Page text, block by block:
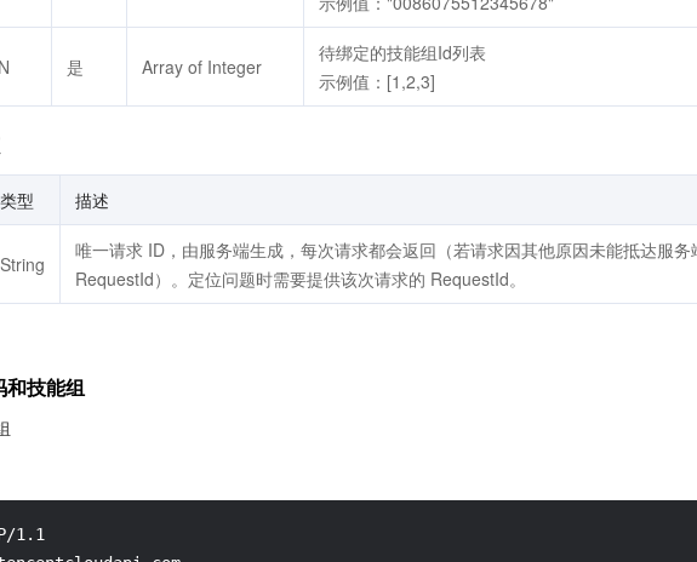
是 Array of Integer
待绑定的技能组Id列表
示例值：[1,2,3]
类型 描述
String
唯一请求 ID，由服务端生成，每次请求都会返回（若请求因其他原因未能抵达服
RequestId）。定位问题时需要提供该次请求的 RequestId。
和技能组
1.1